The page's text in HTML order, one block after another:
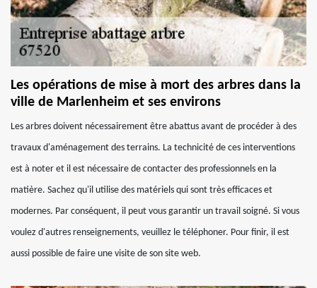
Les opérations de mise à mort des arbres dans la
ville de Marlenheim et ses environs
Les arbres doivent nécessairement être abattus avant de procéder à des
travaux d'aménagement des terrains. La technicité de ces interventions
est à noter et il est nécessaire de contacter des professionnels en la
matière. Sachez qu'il utilise des matériels qui sont très efficaces et
modernes. Par conséquent, il peut vous garantir un travail soigné. Si vous
voulez d'autres renseignements, veuillez le téléphoner. Pour finir, il est
aussi possible de faire une visite de son site web.